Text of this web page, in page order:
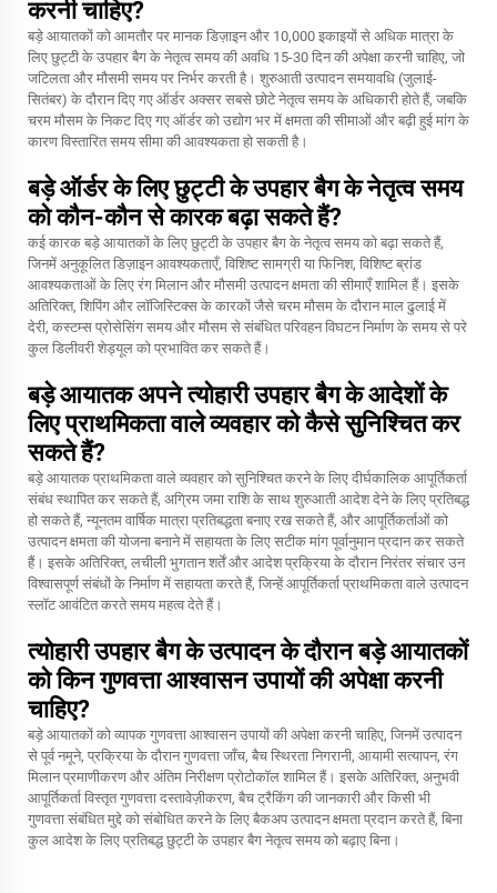
करनी चाहिए?
बड़े आयातकों को आमतौर पर मानक डिज़ाइन और 10,000 इकाइयों से अधिक मात्रा के
लिए छुट्टी के उपहार बैग के नेतृत्व समय की अवधि 15-30 दिन की अपेक्षा करनी चाहिए, जो
जटिलता और मौसमी समय पर निर्भर करती है। शुरुआती उत्पादन समयावधि (जुलाई-
सितंबर) के दौरान दिए गए ऑर्डर अक्सर सबसे छोटे नेतृत्व समय के अधिकारी होते हैं, जबकि
चरम मौसम के निकट दिए गए ऑर्डर को उद्योग भर में क्षमता की सीमाओं और बढ़ी हुई मांग के
कारण विस्तारित समय सीमा की आवश्यकता हो सकती है।
बड़े ऑर्डर के लिए छुट्टी के उपहार बैग के नेतृत्व समय
को कौन-कौन से कारक बढ़ा सकते हैं?
कई कारक बड़े आयातकों के लिए छुट्टी के उपहार बैग के नेतृत्व समय को बढ़ा सकते हैं,
जिनमें अनुकूलित डिज़ाइन आवश्यकताएँ, विशिष्ट सामग्री या फिनिश, विशिष्ट ब्रांड
आवश्यकताओं के लिए रंग मिलान और मौसमी उत्पादन क्षमता की सीमाएँ शामिल हैं। इसके
अतिरिक्त, शिपिंग और लॉजिस्टिक्स के कारकों जैसे चरम मौसम के दौरान माल ढुलाई में
देरी, कस्टम्स प्रोसेसिंग समय और मौसम से संबंधित परिवहन विघटन निर्माण के समय से परे
कुल डिलीवरी शेड्यूल को प्रभावित कर सकते हैं।
बड़े आयातक अपने त्योहारी उपहार बैग के आदेशों के
लिए प्राथमिकता वाले व्यवहार को कैसे सुनिश्चित कर
सकते हैं?
बड़े आयातक प्राथमिकता वाले व्यवहार को सुनिश्चित करने के लिए दीर्घकालिक आपूर्तिकर्ता
संबंध स्थापित कर सकते हैं, अग्रिम जमा राशि के साथ शुरुआती आदेश देने के लिए प्रतिबद्ध
हो सकते हैं, न्यूनतम वार्षिक मात्रा प्रतिबद्धता बनाए रख सकते हैं, और आपूर्तिकर्ताओं को
उत्पादन क्षमता की योजना बनाने में सहायता के लिए सटीक मांग पूर्वानुमान प्रदान कर सकते
हैं। इसके अतिरिक्त, लचीली भुगतान शर्तें और आदेश प्रक्रिया के दौरान निरंतर संचार उन
विश्वासपूर्ण संबंधों के निर्माण में सहायता करते हैं, जिन्हें आपूर्तिकर्ता प्राथमिकता वाले उत्पादन
स्लॉट आवंटित करते समय महत्व देते हैं।
त्योहारी उपहार बैग के उत्पादन के दौरान बड़े आयातकों
को किन गुणवत्ता आश्वासन उपायों की अपेक्षा करनी
चाहिए?
बड़े आयातकों को व्यापक गुणवत्ता आश्वासन उपायों की अपेक्षा करनी चाहिए, जिनमें उत्पादन
से पूर्व नमूने, प्रक्रिया के दौरान गुणवत्ता जाँच, बैच स्थिरता निगरानी, आयामी सत्यापन, रंग
मिलान प्रमाणीकरण और अंतिम निरीक्षण प्रोटोकॉल शामिल हैं। इसके अतिरिक्त, अनुभवी
आपूर्तिकर्ता विस्तृत गुणवत्ता दस्तावेज़ीकरण, बैच ट्रैकिंग की जानकारी और किसी भी
गुणवत्ता संबंधित मुद्दे को संबोधित करने के लिए बैकअप उत्पादन क्षमता प्रदान करते हैं, बिना
कुल आदेश के लिए प्रतिबद्ध छुट्टी के उपहार बैग नेतृत्व समय को बढ़ाए बिना।